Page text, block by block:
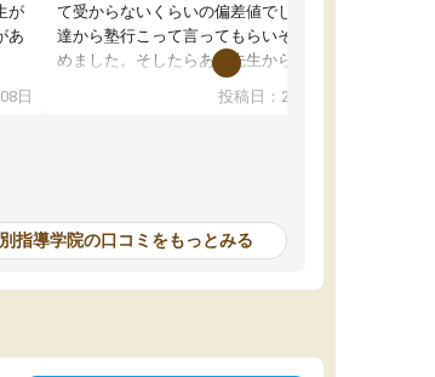
が
あ
る
多
日
て受からないくらいの偏差値でした。ある日友
達から塾行こって言ってもらいそこから通い始
めました。そしたらある先生から学ぶ楽しさを
教えていただき勉強などして無かったのに自主
室で勉強するくらいハマりました。私の担当の
投稿日：2026年07月01日
指導学院の口コミをもっとみる